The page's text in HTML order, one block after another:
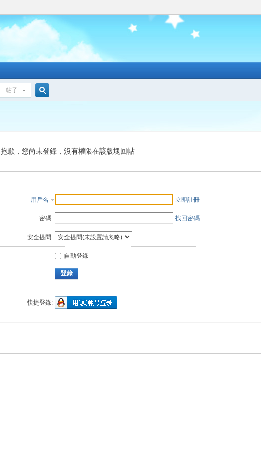
帖子
索
抱歉，您尚未登錄，沒有權限在該版塊回帖
用戶名 立即註冊
密碼: 找回密碼
安全提問:
自動登錄
登錄
快捷登錄: